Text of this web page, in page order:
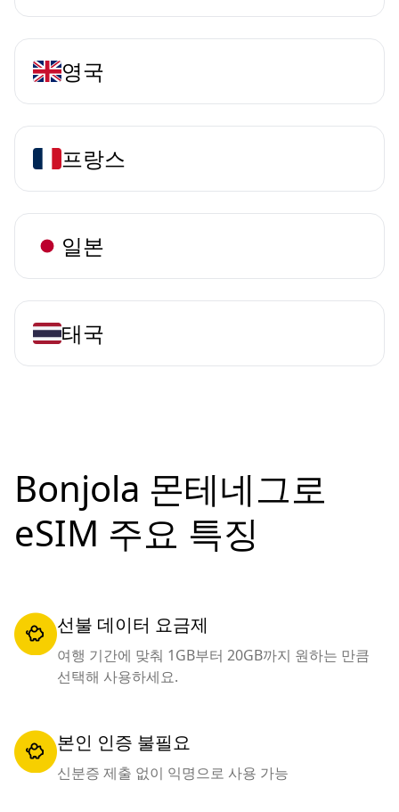
영국
프랑스
일본
태국
Bonjola 몬테네그로
eSIM 주요 특징
선불 데이터 요금제
여행 기간에 맞춰 1GB부터 20GB까지 원하는 만큼
선택해 사용하세요.
본인 인증 불필요
신분증 제출 없이 익명으로 사용 가능